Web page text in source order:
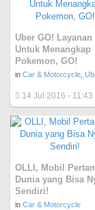
Uber GO! Layanan
Untuk Menangkap
Pokemon, GO!
in Car & Motorcycle
14 Jul 2016 - 11:43
OLLI, Mobil
Dunia yang Bisa
Sendiri!
in Car & Motorcycle